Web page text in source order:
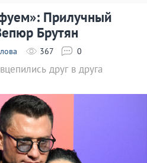
Прилучный
Брутян
367 0
друг в друга